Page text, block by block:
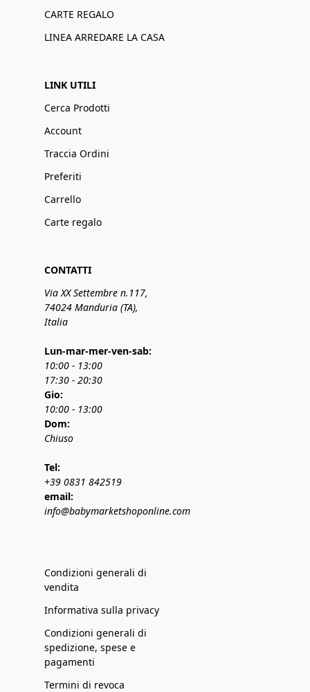
CARTE REGALO
LINEA ARREDARE LA CASA
LINK UTILI
Cerca Prodotti
Account
Traccia Ordini
Preferiti
Carrello
Carte regalo
CONTATTI
Via XX Settembre n.117,
74024 Manduria (TA),
Italia
Lun-mar-mer-ven-sab:
10:00 - 13:00
17:30 - 20:30
Gio:
10:00 - 13:00
Dom:
Chiuso
Tel:
+39 0831 842519
email:
info@babymarketshoponline.com
Condizioni generali di
vendita
Informativa sulla privacy
Condizioni generali di
spedizione, spese e
pagamenti
Termini di revoca